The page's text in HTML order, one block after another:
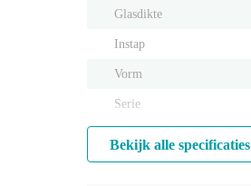
Glasdikte
Instap
Vorm
Serie
Bekijk alle specificaties